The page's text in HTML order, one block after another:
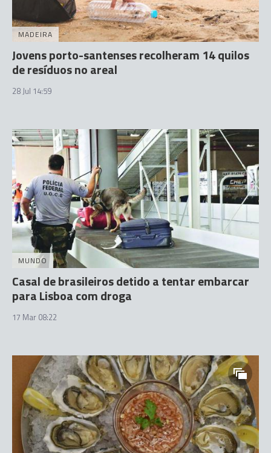
MADEIRA
Jovens porto-santenses recolheram 14 quilos
de resíduos no areal
28 Jul 14:59
MUNDO
Casal de brasileiros detido a tentar embarcar
para Lisboa com droga
17 Mar 08:22